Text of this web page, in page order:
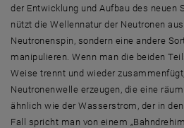
der Entwicklung und Aufbau des neuen
nützt die Wellennatur der Neutronen
Neutronenspin, sondern eine andere
manipulieren. Wenn man die beiden
Weise trennt und wieder
Neutronenwelle erzeugen, die eine
ähnlich wie der Wasserstrom, der in
Fall spricht man von einem